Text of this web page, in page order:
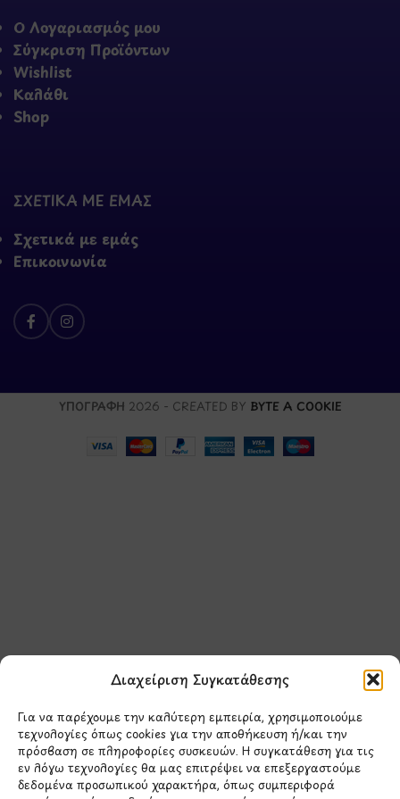
Διαχείριση Συγκατάθεσης
Για να παρέχουμε την καλύτερη εμπειρία, χρησιμοποιούμε
τεχνολογίες όπως cookies για την αποθήκευση ή/και την
πρόσβαση σε πληροφορίες συσκευών. Η συγκατάθεση για τις
εν λόγω τεχνολογίες θα μας επιτρέψει να επεξεργαστούμε
δεδομένα προσωπικού χαρακτήρα, όπως συμπεριφορά
Ο Λογαριασμός μου
Σύγκριση Προϊόντων
Wishlist
Καλάθι
Shop
ΣΧΕΤΙΚΑ ΜΕ ΕΜΑΣ
Σχετικά με εμάς
Επικοινωνία
ΥΠΟΓΡΑΦΗ 2026 - CREATED BY BYTE A COOKIE
Έχω διαβάσει και συμφωνώ με την